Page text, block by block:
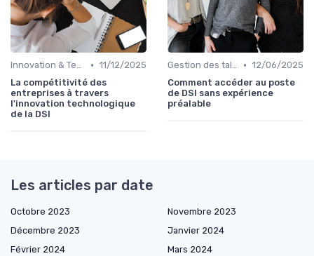
Innovation & Tendances • 11/12/2025
La compétitivité des
entreprises à travers
l'innovation technologique
de la DSI
Gestion des talents IT • 12/06/2025
Comment accéder au poste
de DSI sans expérience
préalable
Les articles par date
Octobre 2023
Novembre 2023
Décembre 2023
Janvier 2024
Février 2024
Mars 2024